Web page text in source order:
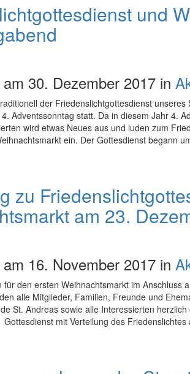
und
30. Dezember 2017 in
der Friedenslichtgottesdienst
Adventssonntag statt. Da in diesem Jahr 4.
wird etwas Neues aus und luden zum
ein. Der Gottesdienst begann
zu
am 23.
16. November 2017 in
für den ersten Weihnachtsmarkt im Anschluss
alle Mitglieder, Familien, Freunde und
St. Andreas sowie alle Interessierten
mit Verteilung des Friedenslichtes